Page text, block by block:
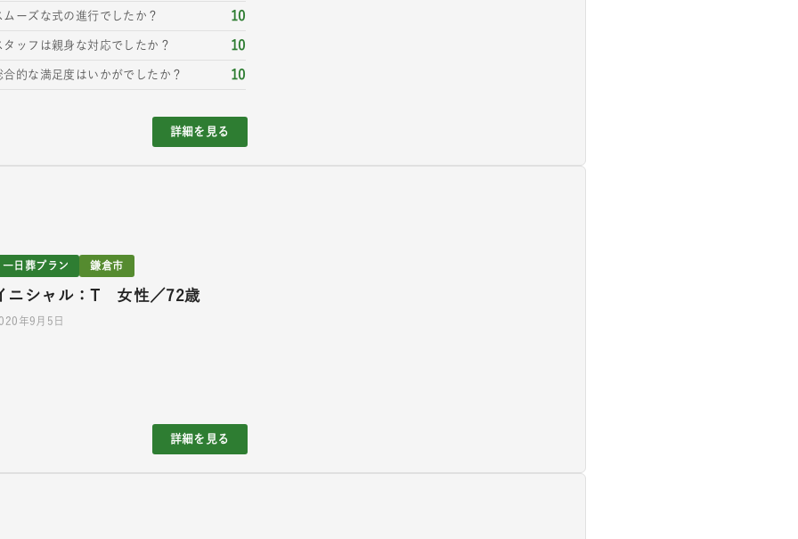
ムーズな式の進行でしたか？ 10
タッフは親身な対応でしたか？ 10
合的な満足度はいかがでしたか？ 10
詳細を見る
一日葬プラン 鎌倉市
ニシャル：T 女性／72歳
年9月5日
詳細を見る